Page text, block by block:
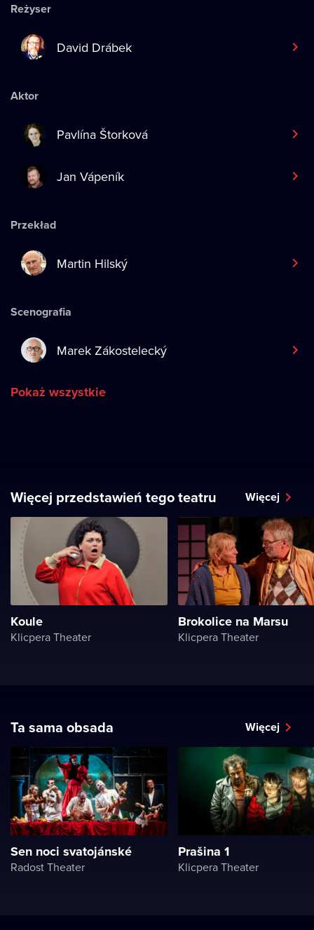
Reżyser
David Drábek
Aktor
Pavlína Štorková
Jan Vápeník
Przekład
Martin Hilský
Scenografia
Marek Zákostelecký
Pokaż wszystkie
Więcej przedstawień tego teatru Więcej
Koule
Klicpera Theater
Brokolice na Marsu
Klicpera Theater
Ta sama obsada Więcej
Sen noci svatojánské
Radost Theater
Prašina 1
Klicpera Theater